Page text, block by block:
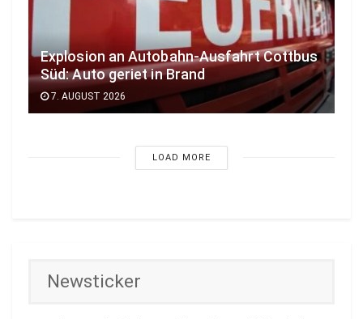
Explosion an Autobahn-Ausfahrt Cottbus
Süd: Auto geriet in Brand
7. AUGUST 2026
LOAD MORE
Newsticker